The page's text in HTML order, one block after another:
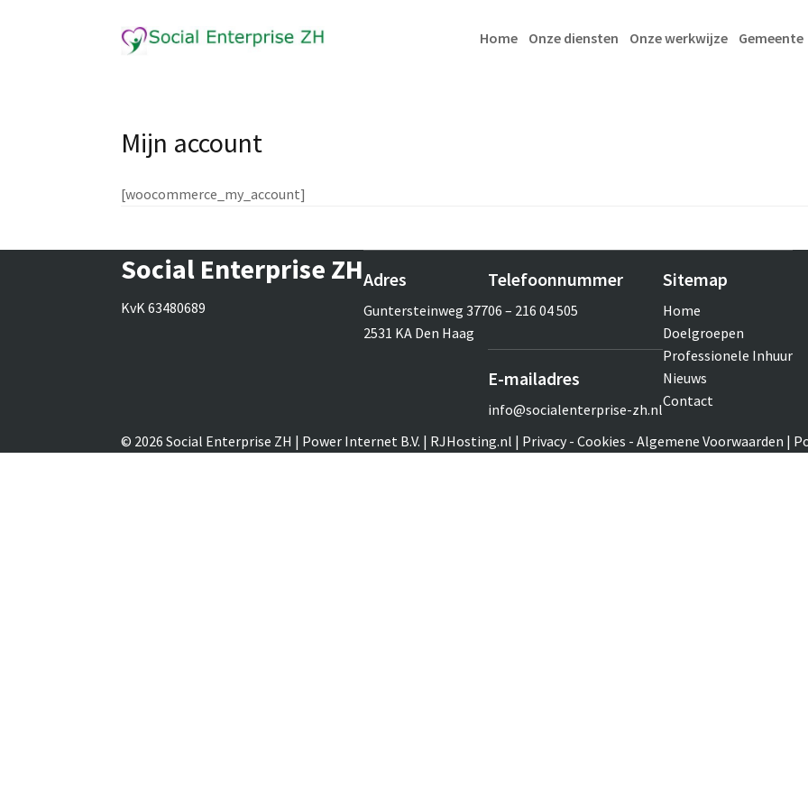
Home Onze diensten Onze werkwijze Gemeente
Mijn account
[woocommerce_my_account]
Social Enterprise ZH
KvK 63480689
Adres
Guntersteinweg 377
2531 KA Den Haag
Telefoonnummer
06 – 216 04 505
E-mailadres
info@socialenterprise-zh.nl
Sitemap
Home
Doelgroepen
Professionele Inhuur
Nieuws
Contact
© 2026 Social Enterprise ZH | Power Internet B.V. | RJHosting.nl | Privacy - Cookies - Algemene Voorwaarden |